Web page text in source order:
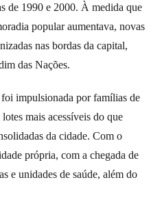
de 1990 e 2000. À medida que
popular aumentava, novas
nas bordas da capital,
das Nações.
impulsionada por famílias de
mais acessíveis do que
da cidade. Com o
própria, com a chegada de
e unidades de saúde, além do